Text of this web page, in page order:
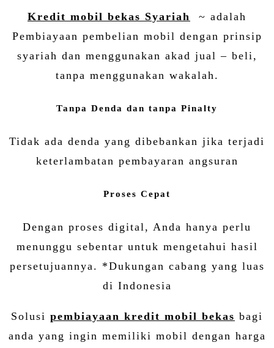
Kredit mobil bekas Syariah
~ adalah
Pembiayaan pembelian mobil dengan prinsip
syariah dan menggunakan akad jual – beli,
tanpa menggunakan wakalah.
Tanpa Denda dan tanpa Pinalty
Tidak ada denda yang dibebankan jika terjadi
keterlambatan pembayaran angsuran
Proses Cepat
Dengan proses digital, Anda hanya perlu
menunggu sebentar untuk mengetahui hasil
persetujuannya. *Dukungan cabang yang luas
di Indonesia
Solusi pembiayaan kredit mobil bekas bagi
anda yang ingin memiliki mobil dengan harga